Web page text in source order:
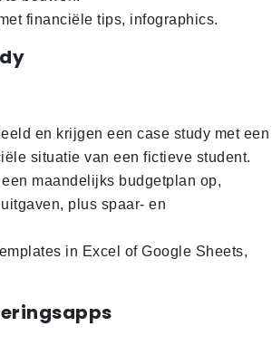
financiële tips, infographics.
en krijgen een case study met een
situatie van een fictieve student.
maandelijks budgetplan op,
plus spaar- en
in Excel of Google Sheets,